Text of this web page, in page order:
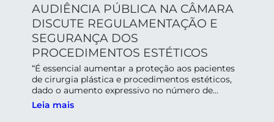
AUDIÊNCIA PÚBLICA NA CÂMARA
DISCUTE REGULAMENTAÇÃO E
SEGURANÇA DOS
PROCEDIMENTOS ESTÉTICOS
“É essencial aumentar a proteção aos pacientes
de cirurgia plástica e procedimentos estéticos,
dado o aumento expressivo no número de...
Leia mais